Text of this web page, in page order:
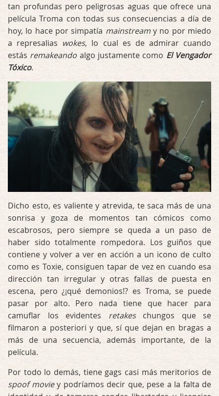
tan profundas pero peligrosas aguas que ofrece una
película Troma con todas sus consecuencias a día de
hoy, lo hace por simpatía mainstreamy no por miedo
a represalias wokes, lo cual es de admirar cuando
estás remakeando algo justamente como El Vengador
Tóxico.
Dicho esto, es valiente y atrevida, te saca más de una
sonrisa y goza de momentos tan cómicos como
escabrosos, pero siempre se queda a un paso de
haber sido totalmente rompedora. Los guiños que
contiene y volver a ver en acción a un icono de culto
como es Toxie, consiguen tapar de vez en cuando esa
dirección tan irregular y otras fallas de puesta en
escena, pero ¿¡qué demonios!? es Troma, se puede
pasar por alto. Pero nada tiene que hacer para
camuflar los evidentes retakeschungos que se
filmaron a posteriori y que, sí que dejan en bragas a
más de una secuencia, además importante, de la
película.
Por todo lo demás, tiene gags casi más meritorios de
spoof moviey podríamos decir que, pese a la falta de